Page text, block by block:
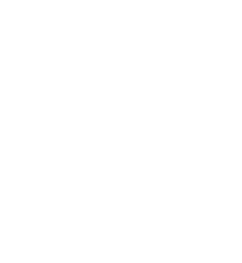
de la plaine d'Alsace
sur les trajets
et polyvalence pour
: attractifs pour trajets
carburant.